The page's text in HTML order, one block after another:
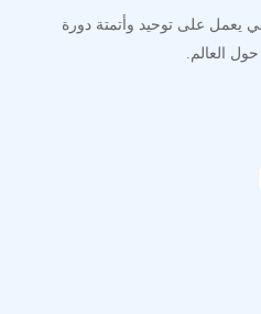
يعمل على توحيد وأتمتة دورة
العالم.